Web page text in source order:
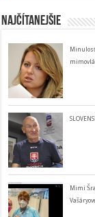
Najčítanejšie
Mimi